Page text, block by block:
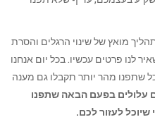
מואץ של שינוי הרגלים והסרת
לנו פרטים עכשיו. בכל יום אנחנו
שתפנו מהר יותר תקבלו גם מענה
עלולים בפעם הבאה שתפנו
לעזור לכם.